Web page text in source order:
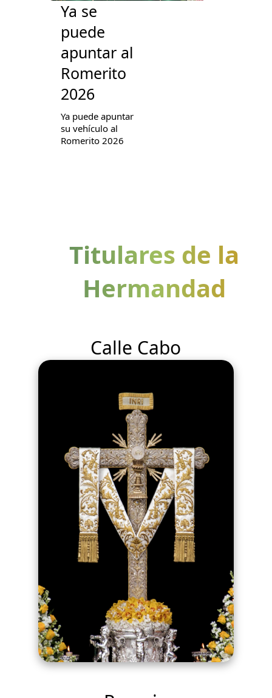
Ya se
puede
apuntar al
Romerito
2026
Ya puede apuntar
su vehículo al
Romerito 2026
Titulares de la
Hermandad
Calle Cabo